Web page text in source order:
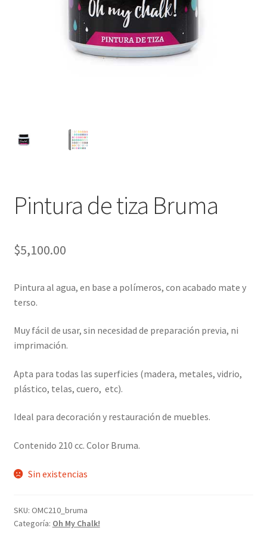
Cambios y devoluciones
Pintura de tiza Bruma
$5,100.00
Pintura al agua, en base a polímeros, con acabado mate y
terso.
Muy fácil de usar, sin necesidad de preparación previa, ni
imprimación.
Apta para todas las superficies (madera, metales, vidrio,
plástico, telas, cuero, etc).
Ideal para decoración y restauración de muebles.
Contenido 210 cc. Color Bruma.
Sin existencias
SKU: OMC210_bruma
Categoría: Oh My Chalk!